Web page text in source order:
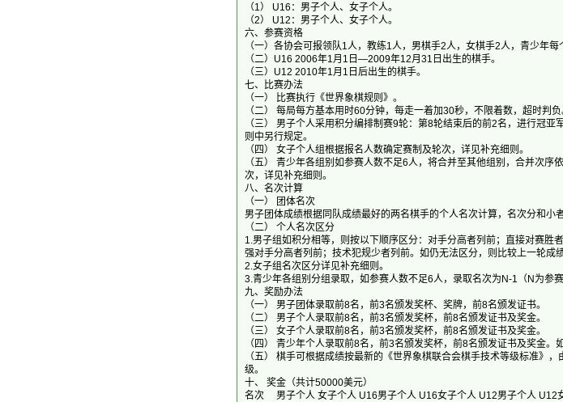
（1） U16：男子个人、女子个人。
（2） U12：男子个人、女子个人。
六、参赛资格
（一）各协会可报领队1人，教练1人，男棋手2人，女棋手2人，青少年
（二）U16 2006年1月1日—2009年12月31日出生的棋手。
（三）U12 2010年1月1日后出生的棋手。
七、比赛办法
（一） 比赛执行《世界象棋规则》。
（二） 每局每方基本用时60分钟，每走一着加30秒，不限着数，超时判负
（三） 男子个人采用积分编排制赛9轮：第8轮结束后的前2名，进行冠
则中另行规定。
（四） 女子个人组根据报名人数确定赛制及轮次，详见补充细则。
（五） 青少年各组别如参赛人数不足6人，将合并至其他组别，合并次
次，详见补充细则。
八、名次计算
（一） 团体名次
男子团体成绩根据同队成绩最好的两名棋手的个人名次计算，名次分和小
（二） 个人名次区分
1.男子组如积分相等，则按以下顺序区分：对手分高者列前；直接对赛胜
强对手分高者列前；技术犯规少者列前。如仍无法区分，则比较上一轮成绩
2.女子组名次区分详见补充细则。
3.青少年各组别分组录取，如参赛人数不足6人，录取名次为N-1（N为参
九、奖励办法
（一） 男子团体录取前8名，前3名颁发奖杯、奖牌，前8名颁发证书。
（二） 男子个人录取前8名，前3名颁发奖杯，前8名颁发证书及奖金。
（三） 女子个人录取前8名，前3名颁发奖杯，前8名颁发证书及奖金。
（四） 青少年个人录取前8名，前3名颁发奖杯，前8名颁发证书及奖金。
（五） 棋手可根据成绩按最新的《世界象棋联合会棋手技术等级标准》
级。
十、 奖金（共计50000美元）
名次 男子个人 女子个人 U16男子个人 U16女子个人 U12男子个人 U12